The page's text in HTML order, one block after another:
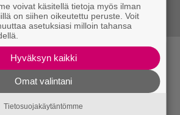
soittoon jotain uutta” –
Kisser nimeää
ovat tehneet
voivat käsitellä tietoja myös ilman
on siihen oikeutettu peruste. Voit
asetuksiasi milloin tahansa
Hyväksyn kaikki
Omat valintani
Tietosuojakäytäntömme